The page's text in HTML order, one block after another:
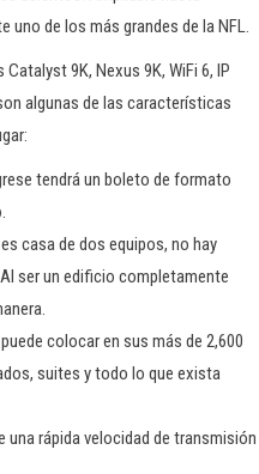
uno de los más grandes de la NFL.
9K, Nexus 9K, WiFi 6, IP
algunas de las características
tendrá un boleto de formato
casa de dos equipos, no hay
ser un edificio completamente
colocar en sus más de 2,600
suites y todo lo que exista
rápida velocidad de transmisión